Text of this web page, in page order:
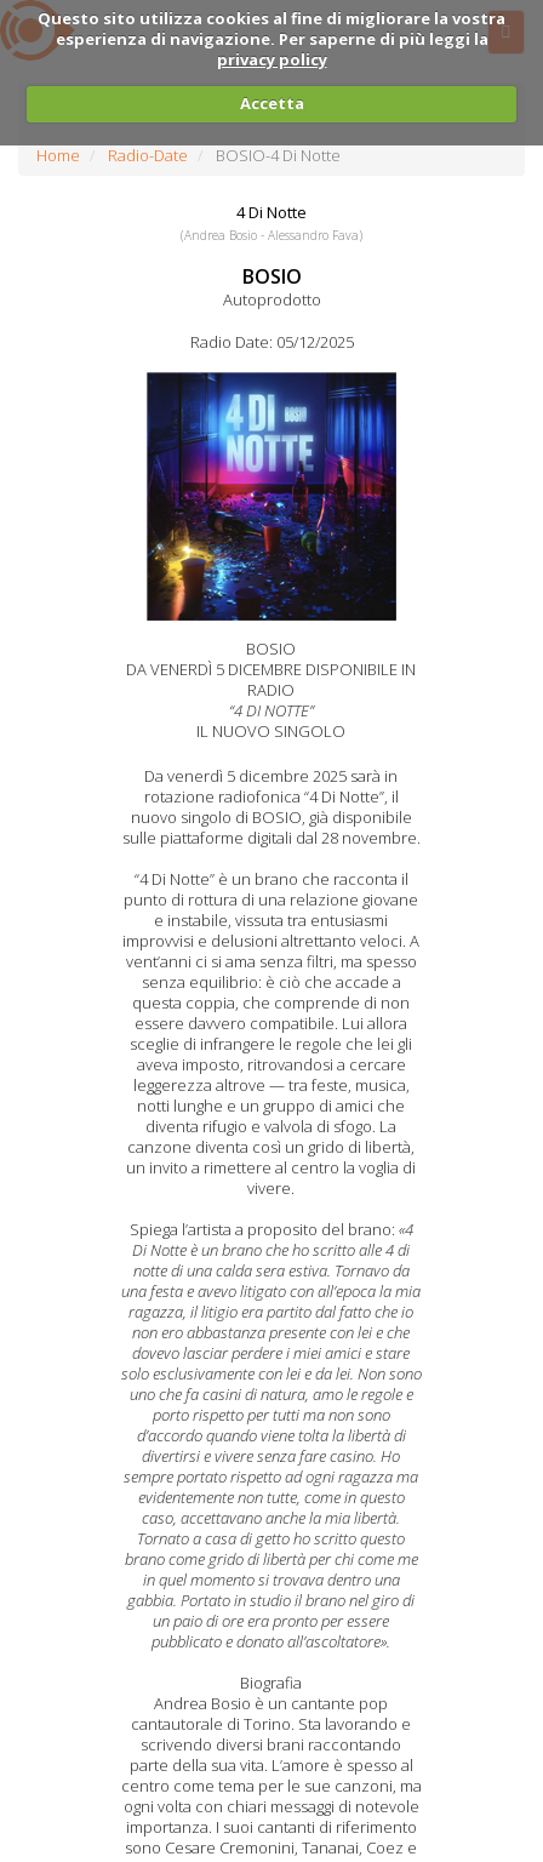
Questo sito utilizza cookies al fine di migliorare la vostra
esperienza di navigazione. Per saperne di più leggi la
privacy policy
Accetta
Home Radio-Date BOSIO-4 Di Notte
4 Di Notte
(Andrea Bosio - Alessandro Fava)
BOSIO
Autoprodotto
Radio Date: 05/12/2025
BOSIO
DA VENERDÌ 5 DICEMBRE DISPONIBILE IN
RADIO
“4 DI NOTTE”
IL NUOVO SINGOLO
Da venerdì 5 dicembre 2025 sarà in
rotazione radiofonica “4 Di Notte”, il
nuovo singolo di BOSIO, già disponibile
sulle piattaforme digitali dal 28 novembre.
“4 Di Notte” è un brano che racconta il
punto di rottura di una relazione giovane
e instabile, vissuta tra entusiasmi
improvvisi e delusioni altrettanto veloci. A
vent’anni ci si ama senza filtri, ma spesso
senza equilibrio: è ciò che accade a
questa coppia, che comprende di non
essere davvero compatibile. Lui allora
sceglie di infrangere le regole che lei gli
aveva imposto, ritrovandosi a cercare
leggerezza altrove — tra feste, musica,
notti lunghe e un gruppo di amici che
diventa rifugio e valvola di sfogo. La
canzone diventa così un grido di libertà,
un invito a rimettere al centro la voglia di
vivere.
Spiega l’artista a proposito del brano: «4
Di Notte è un brano che ho scritto alle 4 di
notte di una calda sera estiva. Tornavo da
una festa e avevo litigato con all’epoca la mia
ragazza, il litigio era partito dal fatto che io
non ero abbastanza presente con lei e che
dovevo lasciar perdere i miei amici e stare
solo esclusivamente con lei e da lei. Non sono
uno che fa casini di natura, amo le regole e
porto rispetto per tutti ma non sono
d’accordo quando viene tolta la libertà di
divertirsi e vivere senza fare casino. Ho
sempre portato rispetto ad ogni ragazza ma
evidentemente non tutte, come in questo
caso, accettavano anche la mia libertà.
Tornato a casa di getto ho scritto questo
brano come grido di libertà per chi come me
in quel momento si trovava dentro una
gabbia. Portato in studio il brano nel giro di
un paio di ore era pronto per essere
pubblicato e donato all’ascoltatore».
Biografia
Andrea Bosio è un cantante pop
cantautorale di Torino. Sta lavorando e
scrivendo diversi brani raccontando
parte della sua vita. L’amore è spesso al
centro come tema per le sue canzoni, ma
ogni volta con chiari messaggi di notevole
importanza. I suoi cantanti di riferimento
sono Cesare Cremonini, Tananai, Coez e